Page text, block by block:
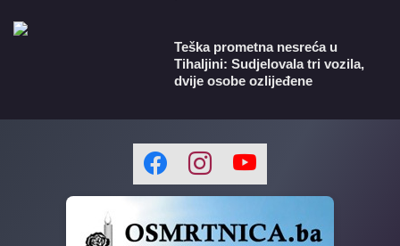
Teška prometna nesreća u
Tihaljini: Sudjelovala tri vozila,
dvije osobe ozlijeđene